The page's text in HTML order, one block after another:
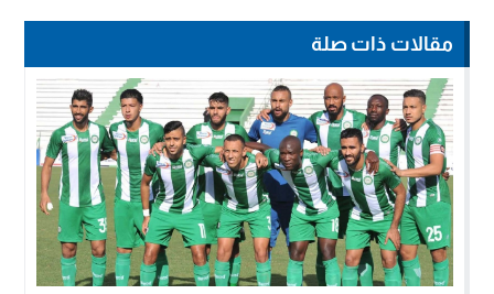
مقالات ذات صلة